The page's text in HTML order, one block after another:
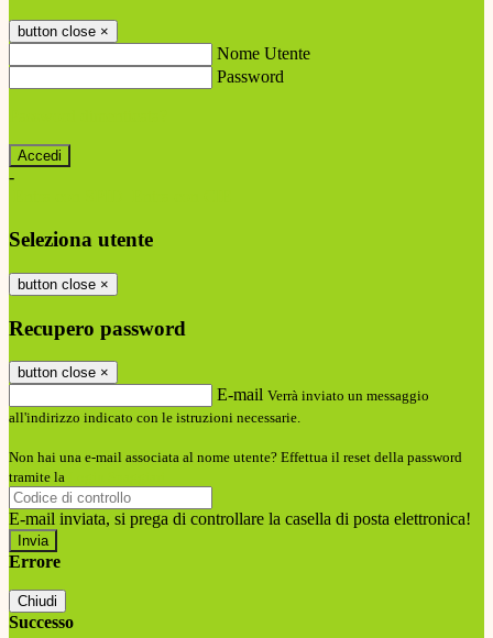
button close ×
Nome Utente
Password
-
Seleziona utente
button close ×
Recupero password
button close ×
E-mail Verrà inviato un messaggio
all'indirizzo indicato con le istruzioni necessarie.
Non hai una e-mail associata al nome utente? Effettua il reset della password
tramite la
E-mail inviata, si prega di controllare la casella di posta elettronica!
Errore
Chiudi
Successo